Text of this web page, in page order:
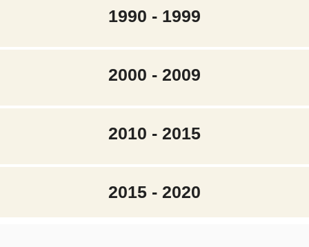
1990 - 1999
2000 - 2009
2010 - 2015
2015 - 2020